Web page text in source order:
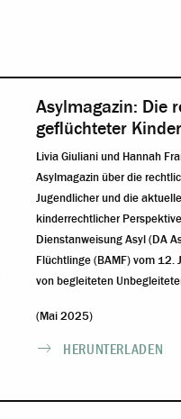
Asylmagazin: Die
geflüchteter
Livia Giuliani und Hannah
Asylmagazin über die
Jugendlicher und die
kinderrechtlicher
Dienstanweisung Asyl (DA
Flüchtlinge (BAMF) vom
von begleiteten
(Mai 2025)
HERUNTERLADEN